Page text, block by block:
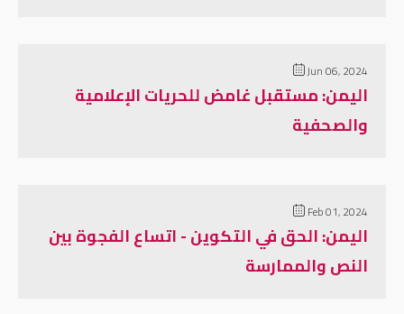
Jun 06, 2024
اليمن: مستقبل غامض للحريات الإعلامية
والصحفية
Feb 01, 2024
اليمن: الحق في التكوين - اتساع الفجوة بين
النص والممارسة